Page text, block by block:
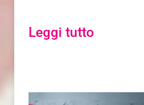
Leggi tutto